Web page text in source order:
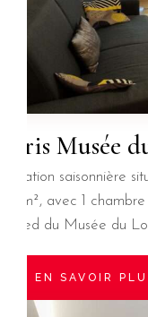
Paris Musée
Location saisonnière
56 m², avec 1
à pied du Musée du
EN SAVOIR